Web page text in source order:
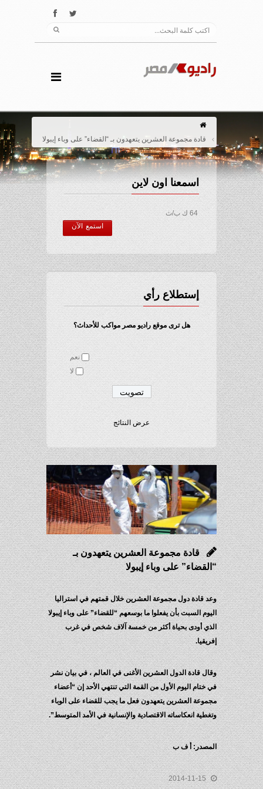
قادة مجموعة العشرين يتعهدون بـ “القضاء” على وباء إيبولا
اسمعنا اون لاين
64 ك ب/ث
استمع الآن
إستطلاع رأي
هل ترى موقع راديو مصر مواكب للأحداث؟
نعم
لا
عرض النتائج
قادة مجموعة العشرين يتعهدون بـ
“القضاء” على وباء إيبولا
وعد قادة دول مجموعة العشرين خلال قمتهم في استراليا
اليوم السبت بأن يفعلوا ما بوسعهم “للقضاء” على وباء إيبولا
الذي أودى بحياة أكثر من خمسة آلاف شخص في غرب
إفريقيا.
وقال قادة الدول العشرين الأغنى في العالم ، في بيان نشر
في ختام اليوم الأول من القمة التي تنتهي الأحد إن “أعضاء
مجموعة العشرين يتعهدون فعل ما يجب للقضاء على الوباء
وتغطية انعكاساته الاقتصادية والإنسانية في الأمد المتوسط”.
المصدر: أ ف ب
2014-11-15